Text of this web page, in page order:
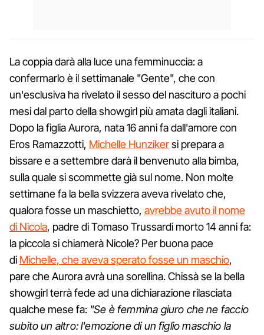
La coppia darà alla luce una femminuccia: a
confermarlo è il settimanale "Gente", che con
un'esclusiva ha rivelato il sesso del nascituro a pochi
mesi dal parto della showgirl più amata dagli italiani.
Dopo la figlia Aurora, nata 16 anni fa dall'amore con
Eros Ramazzotti, Michelle Hunzikersi prepara a
bissare e a settembre darà il benvenuto alla bimba,
sulla quale si scommette già sul nome. Non molte
settimane fa la bella svizzera aveva rivelato che,
qualora fosse un maschietto, avrebbe avuto il nome
di Nicola, padre di Tomaso Trussardi morto 14 anni fa:
la piccola si chiamerà Nicole? Per buona pace
di Michelle, che aveva sperato fosse un maschio,
pare che Aurora avrà una sorellina. Chissà se la bella
showgirl terrà fede ad una dichiarazione rilasciata
qualche mese fa: "Se è femmina giuro che ne faccio
subito un altro: l'emozione di un figlio maschio la